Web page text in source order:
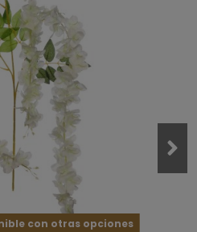
con otras opciones